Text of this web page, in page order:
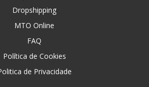
Dropshipping
MTO Online
FAQ
Política de Cookies
de Privacidade